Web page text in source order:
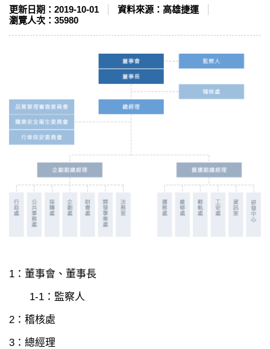
更新日期： 2019-10-01 資料來源： 高雄捷運
瀏覽人次： 35980
1：董事會、董事長
1-1：監察人
2：稽核處
3：總經理